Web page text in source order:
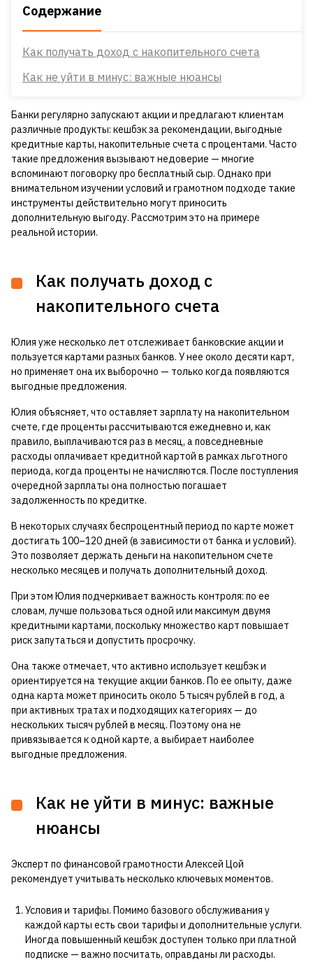
Содержание
Как получать доход с накопительного счета
Как не уйти в минус: важные нюансы
Банки регулярно запускают акции и предлагают клиентам
различные продукты: кешбэк за рекомендации, выгодные
кредитные карты, накопительные счета с процентами. Часто
такие предложения вызывают недоверие — многие
вспоминают поговорку про бесплатный сыр. Однако при
внимательном изучении условий и грамотном подходе такие
инструменты действительно могут приносить
дополнительную выгоду. Рассмотрим это на примере
реальной истории.
Как получать доход с
накопительного счета
Юлия уже несколько лет отслеживает банковские акции и
пользуется картами разных банков. У нее около десяти карт,
но применяет она их выборочно — только когда появляются
выгодные предложения.
Юлия объясняет, что оставляет зарплату на накопительном
счете, где проценты рассчитываются ежедневно и, как
правило, выплачиваются раз в месяц, а повседневные
расходы оплачивает кредитной картой в рамках льготного
периода, когда проценты не начисляются. После поступления
очередной зарплаты она полностью погашает
задолженность по кредитке.
В некоторых случаях беспроцентный период по карте может
достигать 100–120 дней (в зависимости от банка и условий).
Это позволяет держать деньги на накопительном счете
несколько месяцев и получать дополнительный доход.
При этом Юлия подчеркивает важность контроля: по ее
словам, лучше пользоваться одной или максимум двумя
кредитными картами, поскольку множество карт повышает
риск запутаться и допустить просрочку.
Она также отмечает, что активно использует кешбэк и
ориентируется на текущие акции банков. По ее опыту, даже
одна карта может приносить около 5 тысяч рублей в год, а
при активных тратах и подходящих категориях — до
нескольких тысяч рублей в месяц. Поэтому она не
привязывается к одной карте, а выбирает наиболее
выгодные предложения.
Как не уйти в минус: важные
нюансы
Эксперт по финансовой грамотности Алексей Цой
рекомендует учитывать несколько ключевых моментов.
Условия и тарифы. Помимо базового обслуживания у
каждой карты есть свои тарифы и дополнительные услуги.
Иногда повышенный кешбэк доступен только при платной
подписке — важно посчитать, оправданы ли расходы.